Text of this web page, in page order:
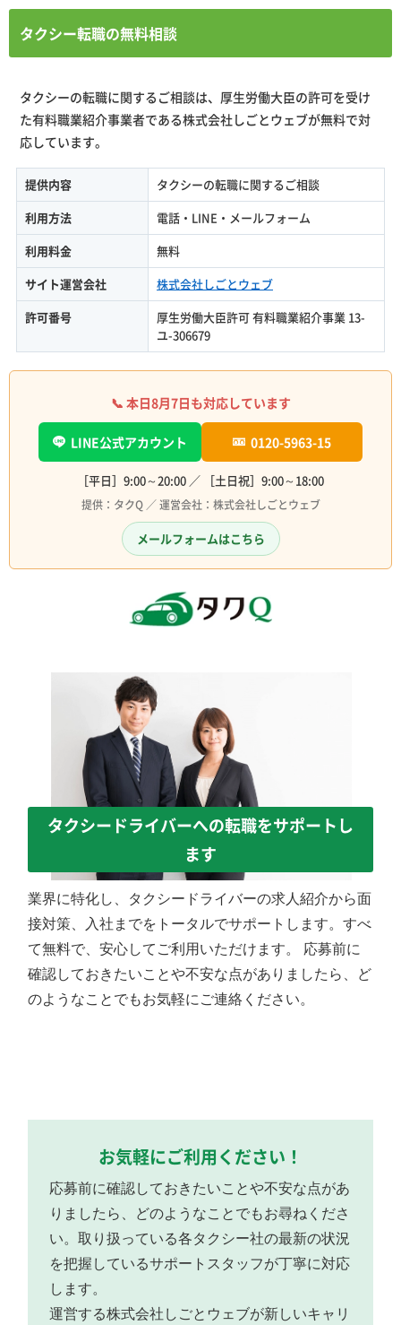
タクシー転職の無料相談
タクシーの転職に関するご相談は、厚生労働大臣の許可を受け
た有料職業紹介事業者である株式会社しごとウェブが無料で対
応しています。
提供内容
タクシーの転職に関するご相談
利用方法
電話・LINE・メールフォーム
利用料金
無料
サイト運営会社
株式会社しごとウェブ
許可番号
厚生労働大臣許可 有料職業紹介事業 13-
ユ-306679
📞 本日8月7日も対応しています
LINE公式アカウント 0120-5963-15
［平日］9:00～20:00 ／ ［土日祝］9:00～18:00
提供：タクQ ／ 運営会社：株式会社しごとウェブ
メールフォームはこちら
タクシードライバーへの転職をサポートし
ます
業界に特化し、タクシードライバーの求人紹介から面
接対策、入社までをトータルでサポートします。すべ
て無料で、安心してご利用いただけます。 応募前に
確認しておきたいことや不安な点がありましたら、ど
のようなことでもお気軽にご連絡ください。
お気軽にご利用ください！
応募前に確認しておきたいことや不安な点があ
りましたら、どのようなことでもお尋ねくださ
い。取り扱っている各タクシー社の最新の状況
を把握しているサポートスタッフが丁寧に対応
します。
運営する株式会社しごとウェブが新しいキャリ